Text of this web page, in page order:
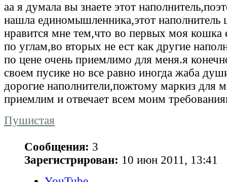
аа я думала вы знаете этот
нашла единомышленника,этот наполнитель
нравится мне тем,что во первых моя кошка
по углам,во вторых не ест как другие
по цене очень приемлимо для меня.я
своем пусике но все равно иногда жаба
дорогие наполнители,пожтому маркиз для
приемлим и отвечает всем моим
Пушистая
Сообщения: 3
Зарегистрирован: 10 июн 2011, 13:41